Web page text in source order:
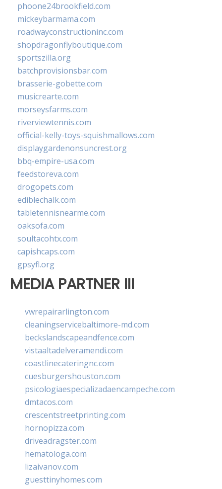
phoone24brookfield.com
mickeybarmama.com
roadwayconstructioninc.com
shopdragonflyboutique.com
sportszilla.org
batchprovisionsbar.com
brasserie-gobette.com
musicrearte.com
morseysfarms.com
riverviewtennis.com
official-kelly-toys-squishmallows.com
displaygardenonsuncrest.org
bbq-empire-usa.com
feedstoreva.com
drogopets.com
ediblechalk.com
tabletennisnearme.com
oaksofa.com
soultacohtx.com
capishcaps.com
gpsyfl.org
MEDIA PARTNER III
vwrepairarlington.com
cleaningservicebaltimore-md.com
beckslandscapeandfence.com
vistaaltadelveramendi.com
coastlinecateringnc.com
cuesburgershouston.com
psicologiaespecializadaencampeche.com
dmtacos.com
crescentstreetprinting.com
hornopizza.com
driveadragster.com
hematologa.com
lizaivanov.com
guesttinyhomes.com